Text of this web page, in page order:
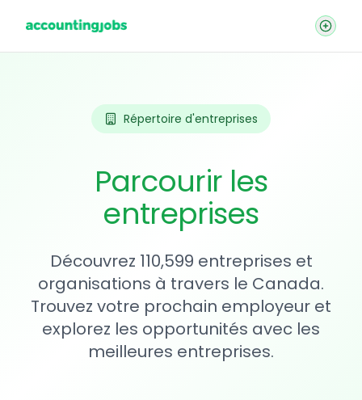
Répertoire d'entreprises
Parcourir les
entreprises
Découvrez 110,599 entreprises et
organisations à travers le Canada.
Trouvez votre prochain employeur et
explorez les opportunités avec les
meilleures entreprises.